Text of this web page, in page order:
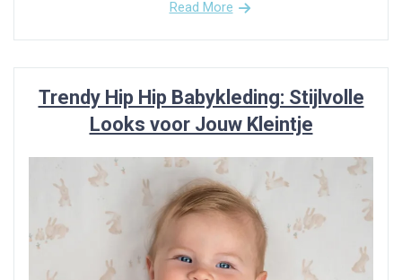
Read More
Trendy Hip Hip Babykleding: Stijlvolle
Looks voor Jouw Kleintje